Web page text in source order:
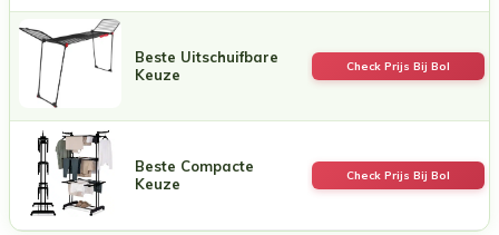
Beste Uitschuifbare
Keuze
Check Prijs Bij Bol
Beste Compacte
Keuze
Check Prijs Bij Bol